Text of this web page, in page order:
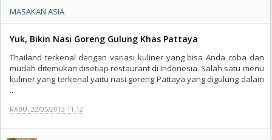
MASAKAN ASIA
Yuk, Bikin Nasi Goreng Gulung Khas Pattaya
Thailand terkenal dengan variasi kuliner yang bisa Anda coba dan
mudah ditemukan disetiap restaurant di Indonesia. Salah satu menu
kuliner yang terkenal yaitu nasi goreng Pattaya yang digulung dalam
..
RABU, 22/05/2013 11:12